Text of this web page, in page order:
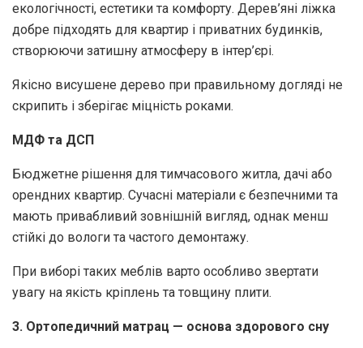
екологічності, естетики та комфорту. Дерев’яні ліжка
добре підходять для квартир і приватних будинків,
створюючи затишну атмосферу в інтер’єрі.
Якісно висушене дерево при правильному догляді не
скрипить і зберігає міцність роками.
МДФ та ДСП
Бюджетне рішення для тимчасового житла, дачі або
орендних квартир. Сучасні матеріали є безпечними та
мають привабливий зовнішній вигляд, однак менш
стійкі до вологи та частого демонтажу.
При виборі таких меблів варто особливо звертати
увагу на якість кріплень та товщину плити.
3. Ортопедичний матрац — основа здорового сну